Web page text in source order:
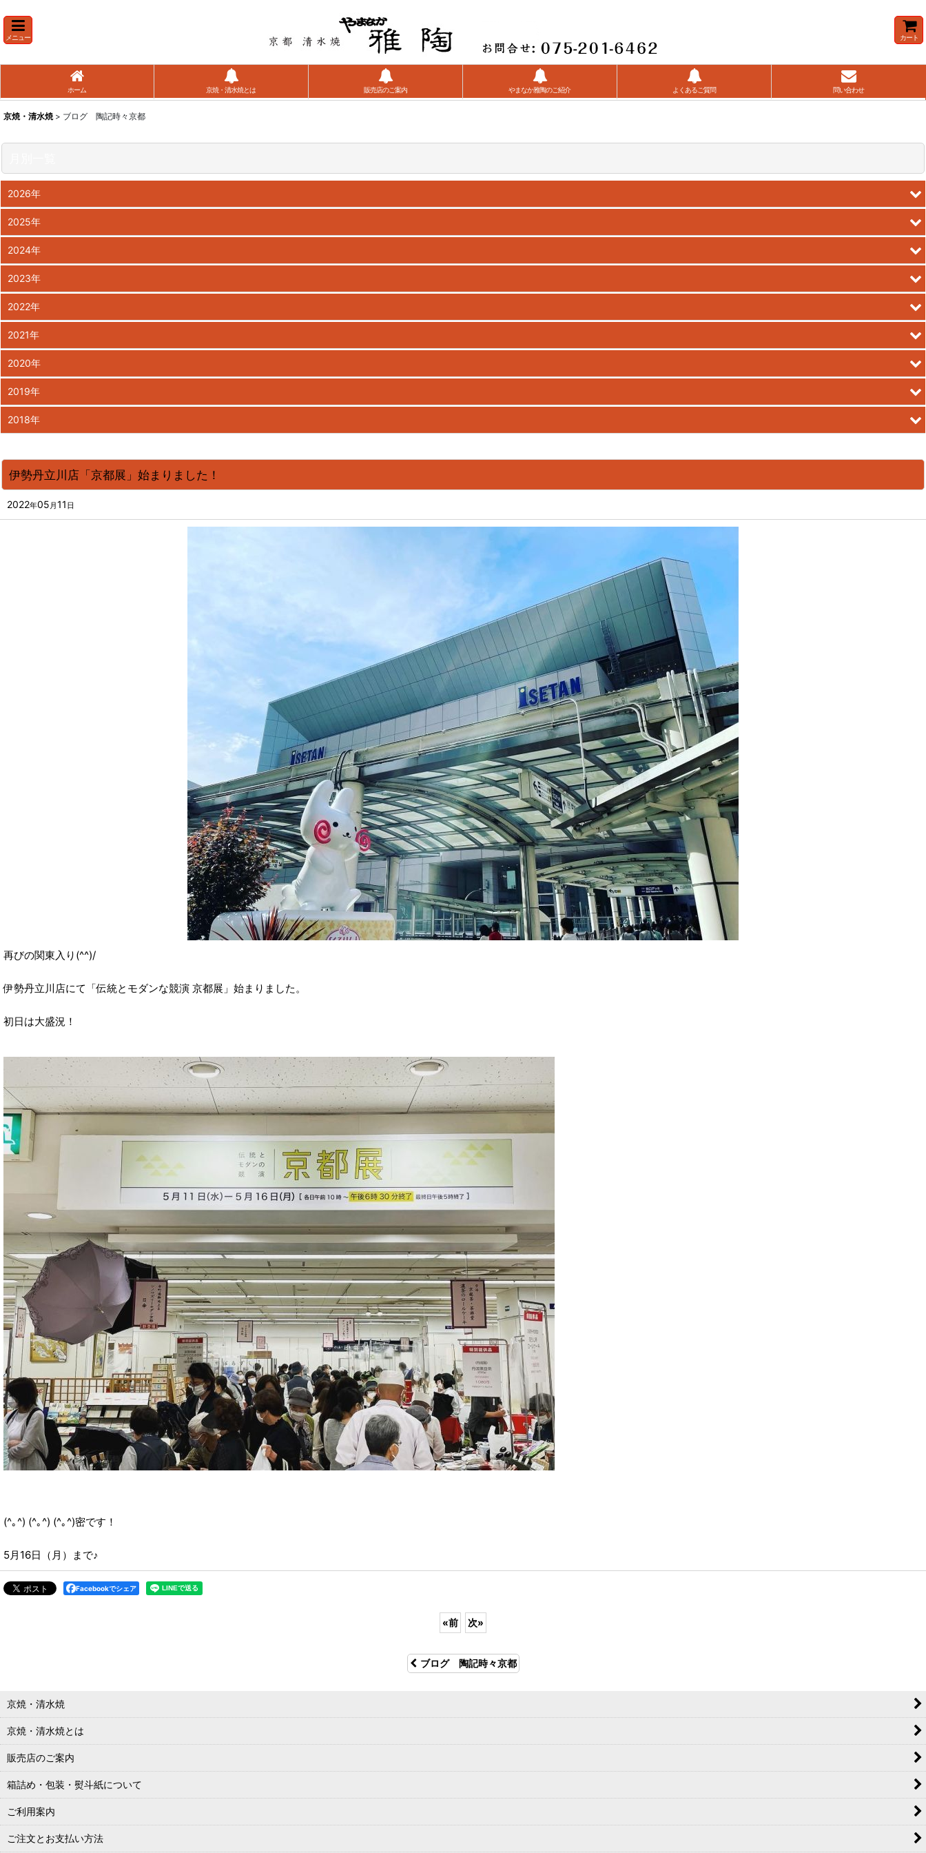
京焼・清水焼 > ブログ 陶記時々京都
メニュー カート
ホーム 京焼・清水焼とは 販売店のご案内 やまなか雅陶のご紹介 よくあるご質問 問い合わせ
伊勢丹立川店「京都展」始まりました！
2022年05 月11 日
再びの関東入り(^^)/
伊勢丹立川店にて「伝統とモダンな競演 京都展」始まりました。
初日は大盛況！
(^｡^) (^｡^) (^｡^)密です！
5月16日（月）まで♪
Facebookでシェア
«前 次»
ブログ 陶記時々京都
2026年
2025年
2024年
2023年
2022年
2021年
2020年
2019年
2018年
京焼・清水焼
京焼・清水焼とは
販売店のご案内
箱詰め・包装・熨斗紙について
ご利用案内
ご注文とお支払い方法